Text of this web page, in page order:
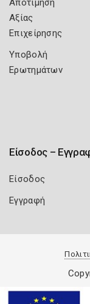
Αποτίμηση
Αξίας
Επιχείρησης
Υποβολή
Ερωτημάτων
Είσοδος –
Είσοδος
Εγγραφή